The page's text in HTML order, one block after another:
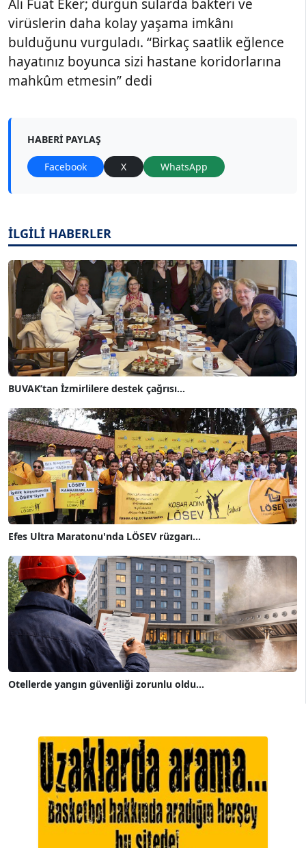
Ali Fuat Eker; durgun sularda bakteri ve
virüslerin daha kolay yaşama imkânı
bulduğunu vurguladı. “Birkaç saatlik eğlence
hayatınız boyunca sizi hastane koridorlarına
mahkûm etmesin” dedi
HABERI PAYLAŞ
Facebook X WhatsApp
İLGİLİ HABERLER
BUVAK’tan İzmirlilere destek çağrısı...
Efes Ultra Maratonu'nda LÖSEV rüzgarı...
Otellerde yangın güvenliği zorunlu oldu...